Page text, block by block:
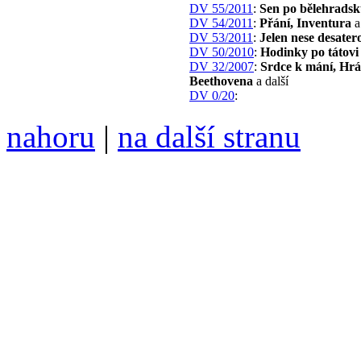
DV 55/2011 : Sen po
DV 54/2011 : Přání, Inventura
DV 53/2011 : Jelen nese
DV 50/2010: Hodinky po tátovi
DV 32/2007: Srdce k mání,
Beethovena a další
DV 0/20:
nahoru | na další stranu